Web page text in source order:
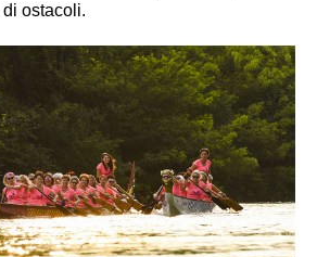
ostacoli.